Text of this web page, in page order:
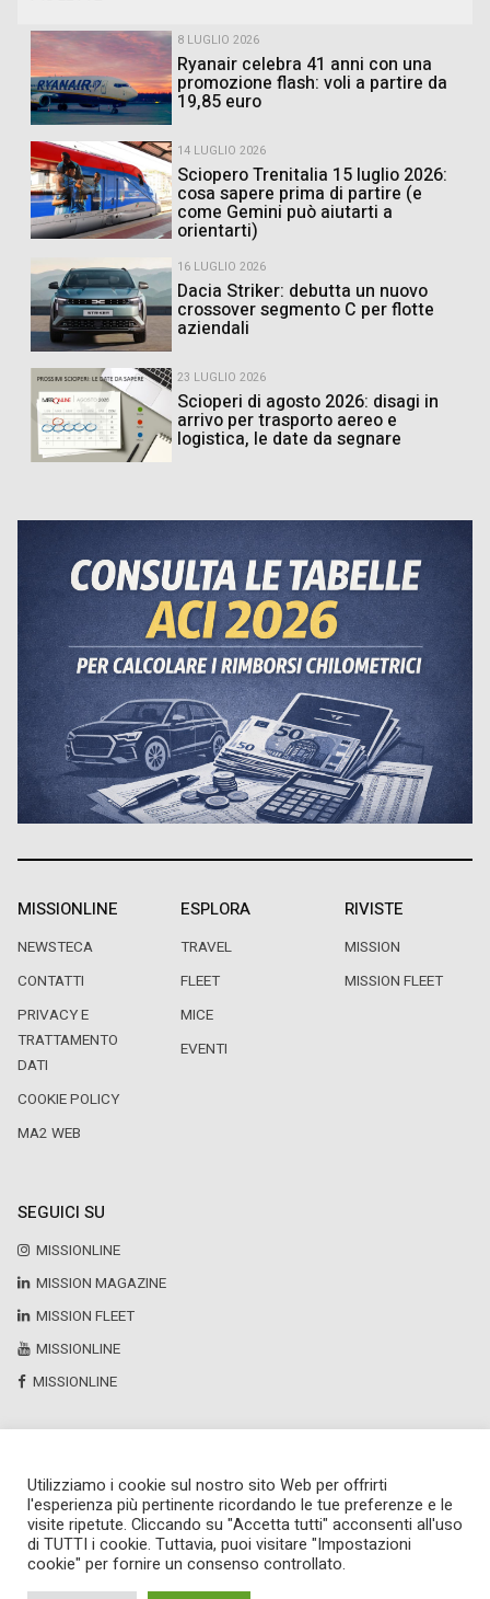
8 LUGLIO 2026
Ryanair celebra 41 anni con una
promozione flash: voli a partire da
19,85 euro
14 LUGLIO 2026
Sciopero Trenitalia 15 luglio 2026:
cosa sapere prima di partire (e
come Gemini può aiutarti a
orientarti)
16 LUGLIO 2026
Dacia Striker: debutta un nuovo
crossover segmento C per flotte
aziendali
23 LUGLIO 2026
Scioperi di agosto 2026: disagi in
arrivo per trasporto aereo e
logistica, le date da segnare
MISSIONLINE
NEWSTECA
CONTATTI
PRIVACY E
TRATTAMENTO
DATI
COOKIE POLICY
MA2 WEB
ESPLORA
TRAVEL
FLEET
MICE
EVENTI
RIVISTE
MISSION
MISSION FLEET
SEGUICI SU
MISSIONLINE
MISSION MAGAZINE
MISSION FLEET
MISSIONLINE
MISSIONLINE
Copyright © 2025 by Newsteca
P.Iva 13171520151
Newsteca S.r.l.
Via Larga, 6
Utilizziamo i cookie sul nostro sito Web per offrirti
l'esperienza più pertinente ricordando le tue preferenze e le
visite ripetute. Cliccando su "Accetta tutti" acconsenti all'uso
di TUTTI i cookie. Tuttavia, puoi visitare "Impostazioni
cookie" per fornire un consenso controllato.